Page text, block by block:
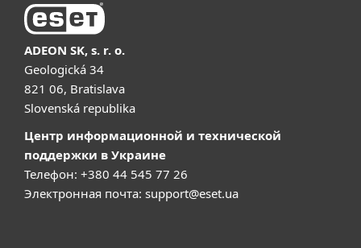
ADEON SK, s. r. o.
Geologická 34
821 06, Bratislava
Slovenská republika
Центр информационной и технической
поддержки в Украине
Телефон: +380 44 545 77 26
Электронная почта: support@eset.ua